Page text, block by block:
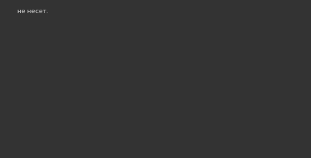
не несет.